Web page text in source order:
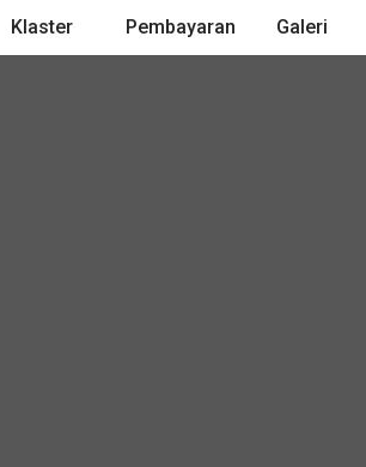
Klaster Pembayaran Galeri